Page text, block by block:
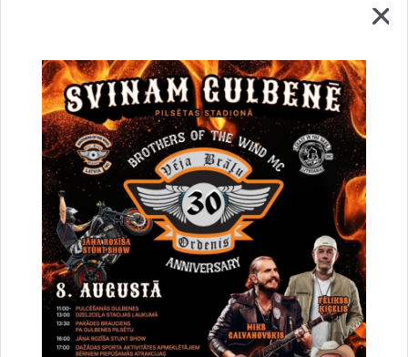
Koncerts
Datums
12. novembris, 2022
Laiks
10.00
Atrašanās vieta
Druvienas Latviskās dzīvesziņas centrs